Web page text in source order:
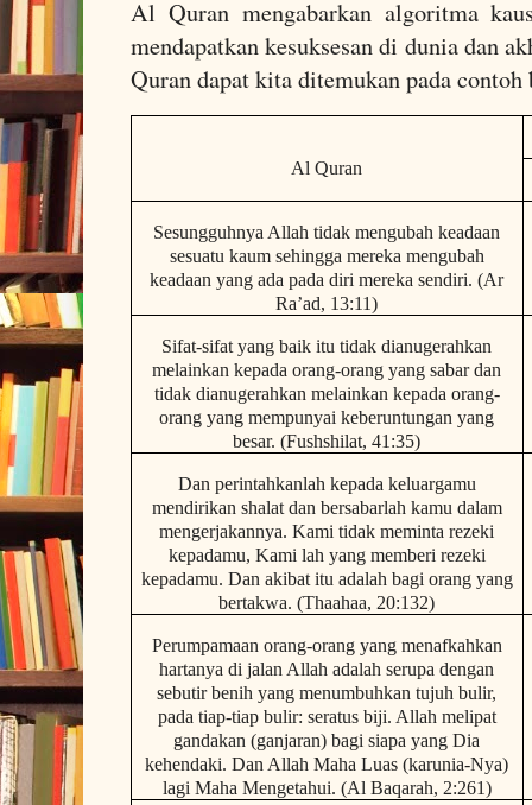
Al Quran mengabarkan algoritma
mendapatkan kesuksesan di dunia dan
Quran dapat kita ditemukan pada contoh
Al Quran
Sesungguhnya Allah tidak mengubah keadaan
sesuatu kaum sehingga mereka mengubah
keadaan yang ada pada diri mereka sendiri. (Ar
Ra’ad, 13:11)
Sifat-sifat yang baik itu tidak dianugerahkan
melainkan kepada orang-orang yang sabar dan
tidak dianugerahkan melainkan kepada orang-
orang yang mempunyai keberuntungan yang
besar. (Fushshilat, 41:35)
Dan perintahkanlah kepada keluargamu
mendirikan shalat dan bersabarlah kamu dalam
mengerjakannya. Kami tidak meminta rezeki
kepadamu, Kami lah yang memberi rezeki
kepadamu. Dan akibat itu adalah bagi orang yang
bertakwa. (Thaahaa, 20:132)
Perumpamaan orang-orang yang menafkahkan
hartanya di jalan Allah adalah serupa dengan
sebutir benih yang menumbuhkan tujuh bulir,
pada tiap-tiap bulir: seratus biji. Allah melipat
gandakan (ganjaran) bagi siapa yang Dia
kehendaki. Dan Allah Maha Luas (karunia-Nya)
lagi Maha Mengetahui. (Al Baqarah, 2:261)